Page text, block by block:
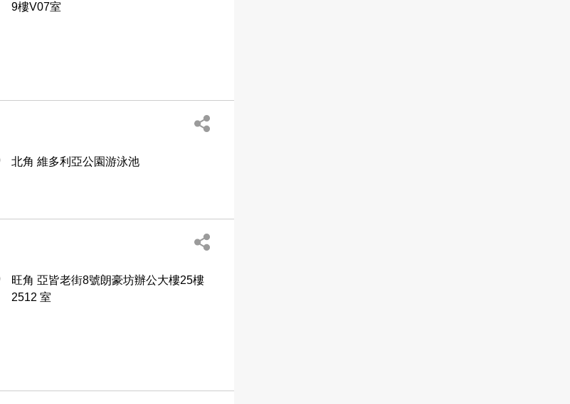
9樓V07室
北角 維多利亞公園游泳池
旺角 亞皆老街8號朗豪坊辦公大樓25樓
2512 室